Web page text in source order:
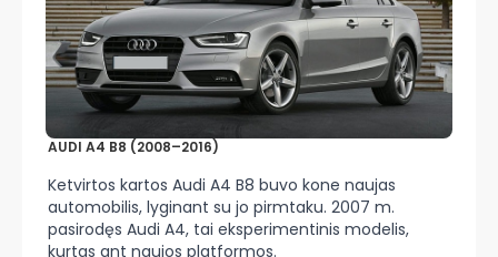
AUDI A4 B8 (2008–2016)
Ketvirtos kartos Audi A4 B8 buvo kone naujas
automobilis, lyginant su jo pirmtaku. 2007 m.
pasirodęs Audi A4, tai eksperimentinis modelis,
kurtas ant naujos platformos.